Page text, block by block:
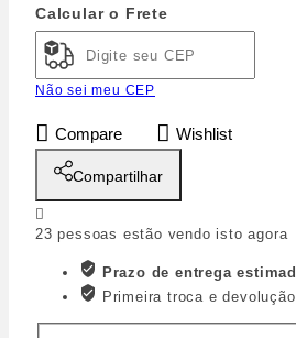
Calcular o Frete
Não sei meu CEP
Compare Wishlist
Compartilhar
23 pessoas estão vendo isto agora
Prazo de entrega
Primeira troca e